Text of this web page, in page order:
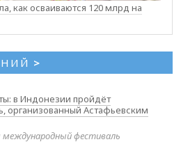
как осваиваются 120 млрд на
>
в Индонезии пройдёт
Астафьевским
международный фестиваль